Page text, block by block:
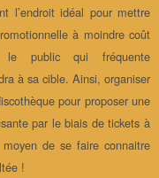
l’endroit idéal pour mettre
à moindre coût
public qui fréquente
à sa cible. Ainsi, organiser
pour proposer une
par le biais de tickets à
de se faire connaitre
!